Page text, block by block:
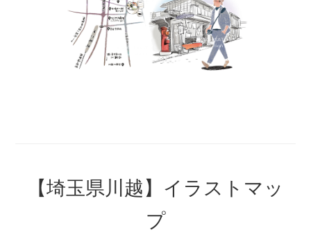
【埼玉県川越】イラストマッ
プ